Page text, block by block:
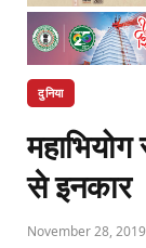
दुनिया
से इनकार
November 28, 2019